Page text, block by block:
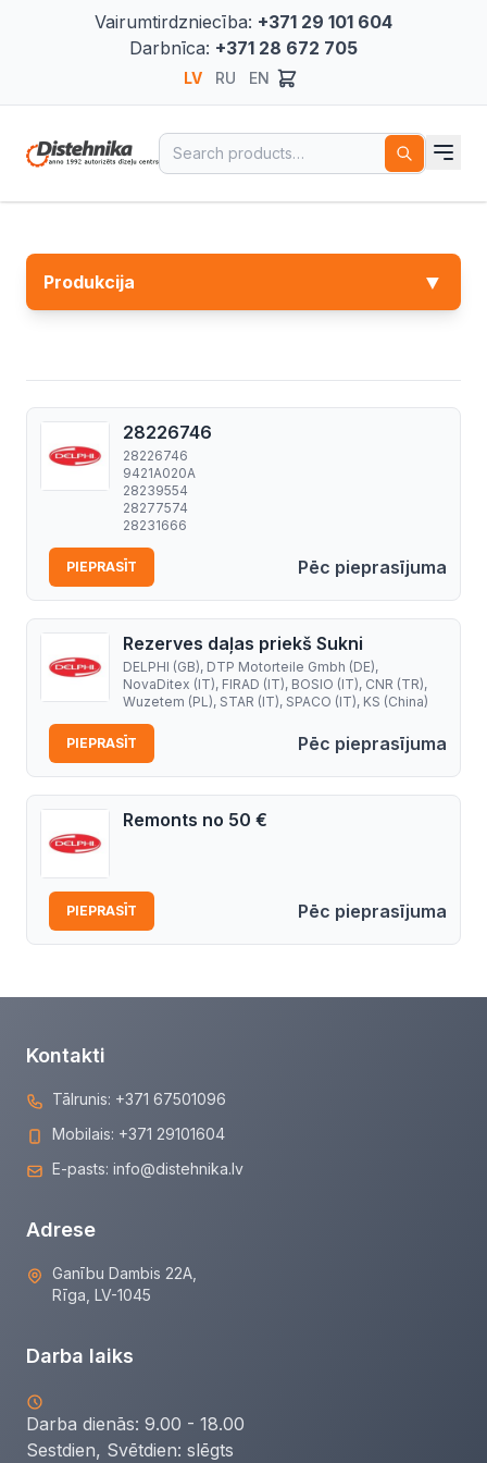
Vairumtirdzniecība: +371 29 101 604
Darbnīca: +371 28 672 705
LV RU EN
Search for:
Produkcija ▼
28226746
28226746
9421A020A
28239554
28277574
28231666
Pēc pieprasījuma
PIEPRASĪT
Rezerves daļas priekš Sukni
DELPHI (GB), DTP Motorteile Gmbh (DE),
NovaDitex (IT), FIRAD (IT), BOSIO (IT), CNR (TR),
Wuzetem (PL), STAR (IT), SPACO (IT), KS (China)
Pēc pieprasījuma
PIEPRASĪT
Remonts no 50 €
Pēc pieprasījuma
PIEPRASĪT
Kontakti
Tālrunis: +371 67501096
Mobilais: +371 29101604
E-pasts: info@distehnika.lv
Adrese
Ganību Dambis 22A,
Rīga, LV-1045
Darba laiks
Darba dienās: 9.00 - 18.00
Sestdien, Svētdien: slēgts